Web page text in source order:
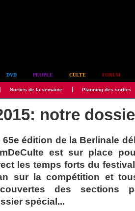
DVD PEOPLE CULTE FORUM
Sorties de la semaine Planning des sorties
notre
65e édition de la Berlinale
est sur place
les temps forts du
sur la compétition et
des sections
spécial...